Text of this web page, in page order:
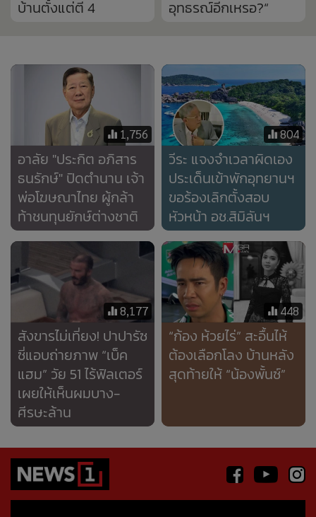
บ้านตั้งแต่ตี 4
อุทธรณ์อีกเหรอ?“
1,756
อาลัย "ประกิต อภิสาร
ธนรักษ์" ปิดตำนาน เจ้า
พ่อโฆษณาไทย ผู้กล้า
ท้าชนทุนยักษ์ต่างชาติ
804
วีระ แจงจำเวลาผิดเอง
ประเด็นเข้าพักอุทยานฯ
ขอร้องเลิกตั้งสอบ
หัวหน้า อช.สิมิลันฯ
8,177
สังขารไม่เที่ยง! ปาปารัซ
ซี่แอบถ่ายภาพ “เบ็ค
แฮม” วัย 51 ไร้ฟิลเตอร์
เผยให้เห็นผมบาง-
ศีรษะล้าน
448
“ก้อง ห้วยไร่” สะอื้นไห้
ต้องเลือกโลง บ้านหลัง
สุดท้ายให้ “น้องพั้นซ์”